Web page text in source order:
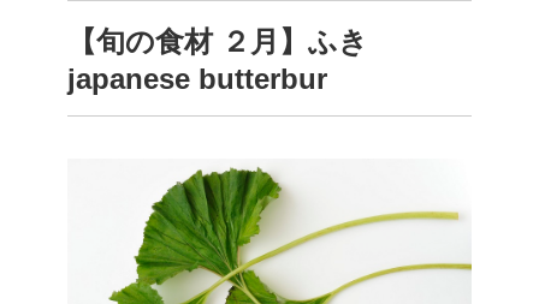
【旬の食材 ２月】ふき
japanese butterbur